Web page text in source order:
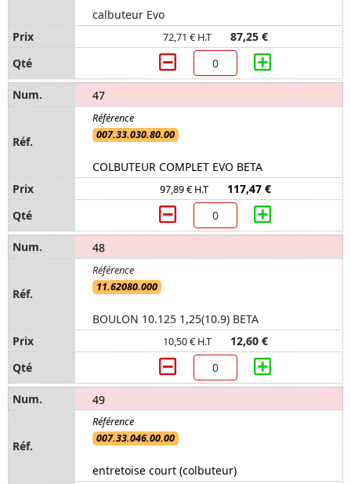
calbuteur Evo
72,71 € H.T 87,25 €
47
007.33.030.80.00
COLBUTEUR COMPLET EVO BETA
97,89 € H.T 117,47 €
48
11.62080.000
BOULON 10.125 1,25(10.9) BETA
10,50 € H.T 12,60 €
49
007.33.046.00.00
entretoise court (colbuteur)